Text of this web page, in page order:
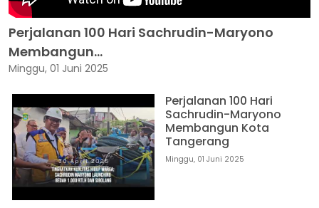
Perjalanan 100 Hari Sachrudin-Maryono
Membangun...
Minggu, 01 Juni 2025
Perjalanan 100 Hari
Sachrudin-Maryono
Membangun Kota
Tangerang
Minggu, 01 Juni 2025